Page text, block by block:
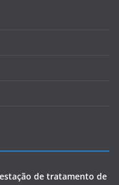
de tratamento de